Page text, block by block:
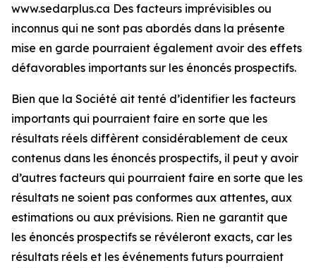
www.sedarplus.ca Des facteurs imprévisibles ou
inconnus qui ne sont pas abordés dans la présente
mise en garde pourraient également avoir des effets
défavorables importants sur les énoncés prospectifs.
Bien que la Société ait tenté d’identifier les facteurs
importants qui pourraient faire en sorte que les
résultats réels diffèrent considérablement de ceux
contenus dans les énoncés prospectifs, il peut y avoir
d’autres facteurs qui pourraient faire en sorte que les
résultats ne soient pas conformes aux attentes, aux
estimations ou aux prévisions. Rien ne garantit que
les énoncés prospectifs se révéleront exacts, car les
résultats réels et les événements futurs pourraient